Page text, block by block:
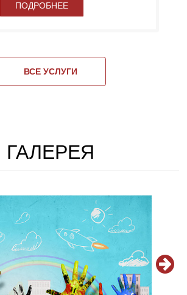
ПОДРОБНЕЕ
ВСЕ УСЛУГИ
ГАЛЕРЕЯ